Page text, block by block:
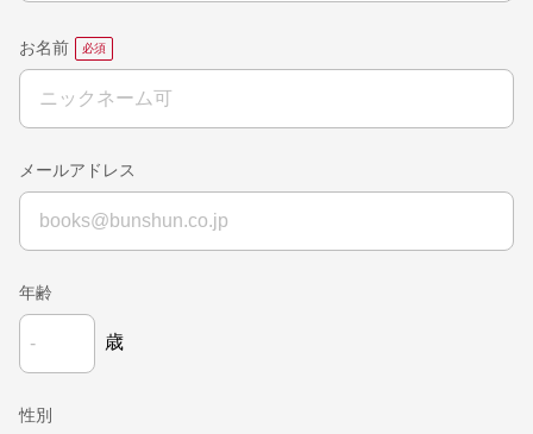
お名前
メールアドレス
年齢
歳
性別